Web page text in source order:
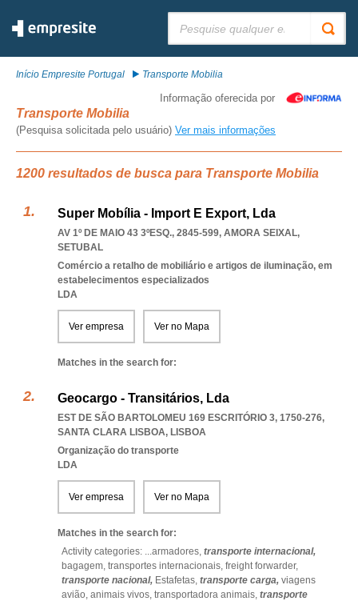
Início Empresite Portugal Transporte Mobilia
Informação oferecida por
Transporte Mobilia
(Pesquisa solicitada pelo usuário) Ver mais informações
1200 resultados de busca para Transporte Mobilia
Super Mobília - Import E Export, Lda
AV 1º DE MAIO 43 3ºESQ., 2845-599, AMORA SEIXAL,
SETUBAL
Comércio a retalho de mobiliário e artigos de iluminação, em
estabelecimentos especializados
LDA
Ver empresa Ver no Mapa
Matches in the search for:
Geocargo - Transitários, Lda
EST DE SÃO BARTOLOMEU 169 ESCRITÓRIO 3, 1750-276,
SANTA CLARA LISBOA, LISBOA
Organização do transporte
LDA
Ver empresa Ver no Mapa
Matches in the search for:
Activity categories: ...armadores, transporte internacional,
bagagem, transportes internacionais, freight forwarder,
transporte nacional, Estafetas, transporte carga, viagens
avião, animais vivos, transportadora animais, transporte